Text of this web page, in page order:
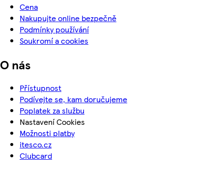
Cena
Nakupujte online bezpečně
Podmínky používání
Soukromí a cookies
O nás
Přístupnost
Podívejte se, kam doručujeme
Poplatek za službu
Nastavení Cookies
Možnosti platby
itesco.cz
Clubcard